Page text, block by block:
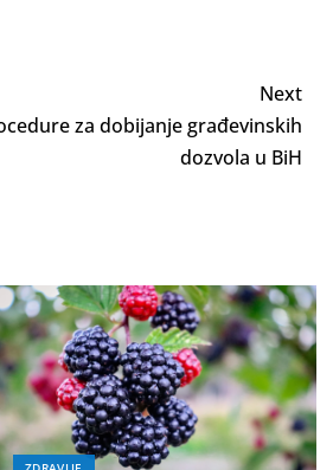
Next
za dobijanje građevinskih
dozvola u BiH